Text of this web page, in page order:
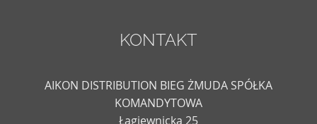
KONTAKT
AIKON DISTRIBUTION BIEG ŻMUDA SPÓŁKA
KOMANDYTOWA
Łagiewnicka 25